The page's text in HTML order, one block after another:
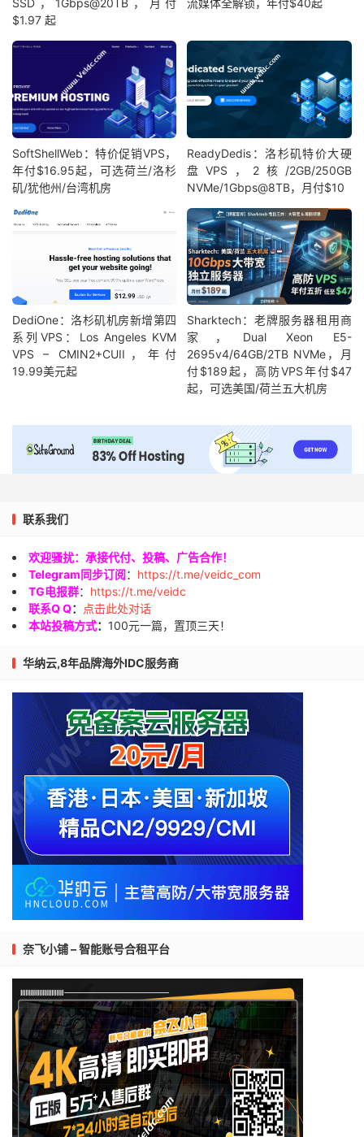
SSD，1Gbps@20TB，月付
$1.97 起
流媒体全解锁，年付$40起
SoftShellWeb：特价促销VPS，
年付$16.95起，可选荷兰/洛杉
矶/犹他州/台湾机房
ReadyDedis：洛杉矶特价大硬
盘VPS，2核/2GB/250GB
NVMe/1Gbps@8TB，月付$10
DediOne：洛杉矶机房新增第四
系列VPS：Los Angeles KVM
VPS – CMIN2+CUII，年付
19.99美元起
Sharktech：老牌服务器租用商
家，Dual Xeon E5-
2695v4/64GB/2TB NVMe，月
付$189起，高防VPS年付$47
起，可选美国/荷兰五大机房
联系我们
欢迎骚扰：承接代付、投稿、广告合作！
Telegram同步订阅： https://t.me/veidc_com
TG电报群： https://t.me/veidc
联系Q Q：
点击此处对话
本站投稿方式： 100元一篇，置顶三天！
华纳云,8年品牌海外IDC服务商
奈飞小铺 – 智能账号合租平台